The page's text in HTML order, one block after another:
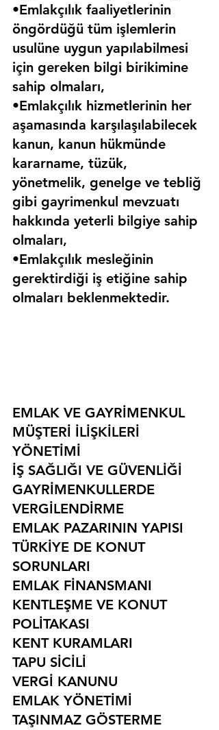
•Emlakçılık faaliyetlerinin
öngördüğü tüm işlemlerin
usulüne uygun yapılabilmesi
için gereken bilgi birikimine
sahip olmaları,
•Emlakçılık hizmetlerinin her
aşamasında karşılaşılabilecek
kanun, kanun hükmünde
kararname, tüzük,
yönetmelik, genelge ve tebliğ
gibi gayrimenkul mevzuatı
hakkında yeterli bilgiye sahip
olmaları,
•Emlakçılık mesleğinin
gerektirdiği iş etiğine sahip
olmaları beklenmektedir.
EMLAK VE GAYRİMENKUL
MÜŞTERİ İLİŞKİLERİ
YÖNETİMİ
İŞ SAĞLIĞI VE GÜVENLİĞİ
GAYRİMENKULLERDE
VERGİLENDİRME
EMLAK PAZARININ YAPISI
TÜRKİYE DE KONUT
SORUNLARI
EMLAK FİNANSMANI
KENTLEŞME VE KONUT
POLİTAKASI
KENT KURAMLARI
TAPU SİCİLİ
VERGİ KANUNU
EMLAK YÖNETİMİ
TAŞINMAZ GÖSTERME